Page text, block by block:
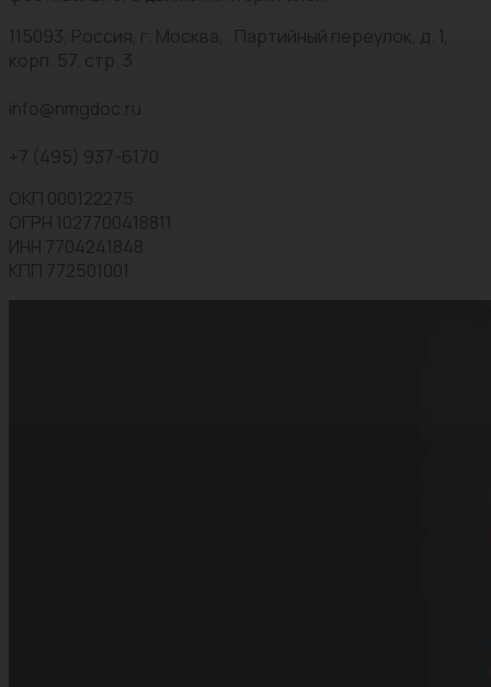
115093, Россия, г. Москва, Партийный переулок, д. 1,
корп. 57, стр. 3
info@nmgdoc.ru
+7 (495) 937-6170
ОКП 000122275
ОГРН 1027700418811
ИНН 7704241848
КПП 772501001